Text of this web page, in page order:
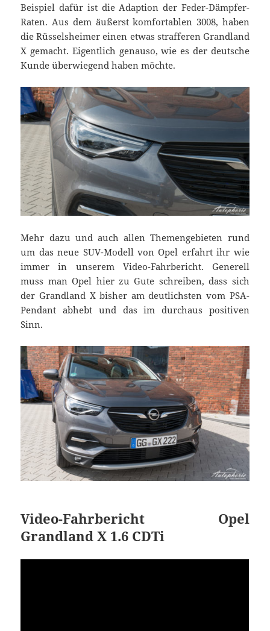
Beispiel dafür ist die Adaption der Feder-Dämpfer-
Raten. Aus dem äußerst komfortablen 3008, haben
die Rüsselsheimer einen etwas strafferen Grandland
X gemacht. Eigentlich genauso, wie es der deutsche
Kunde überwiegend haben möchte.
Mehr dazu und auch allen Themengebieten rund
um das neue SUV-Modell von Opel erfahrt ihr wie
immer in unserem Video-Fahrbericht. Generell
muss man Opel hier zu Gute schreiben, dass sich
der Grandland X bisher am deutlichsten vom PSA-
Pendant abhebt und das im durchaus positiven
Sinn.
Video-Fahrbericht Opel
Grandland X 1.6 CDTi